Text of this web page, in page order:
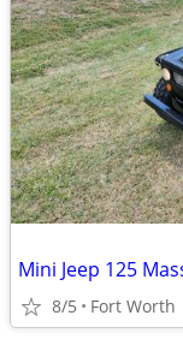
Mini Jeep 125
8/5 Fort Worth